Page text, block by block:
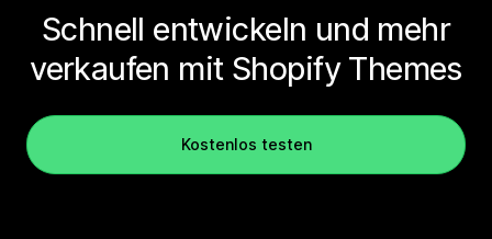
Schnell entwickeln und mehr
verkaufen mit Shopify Themes
Kostenlos testen